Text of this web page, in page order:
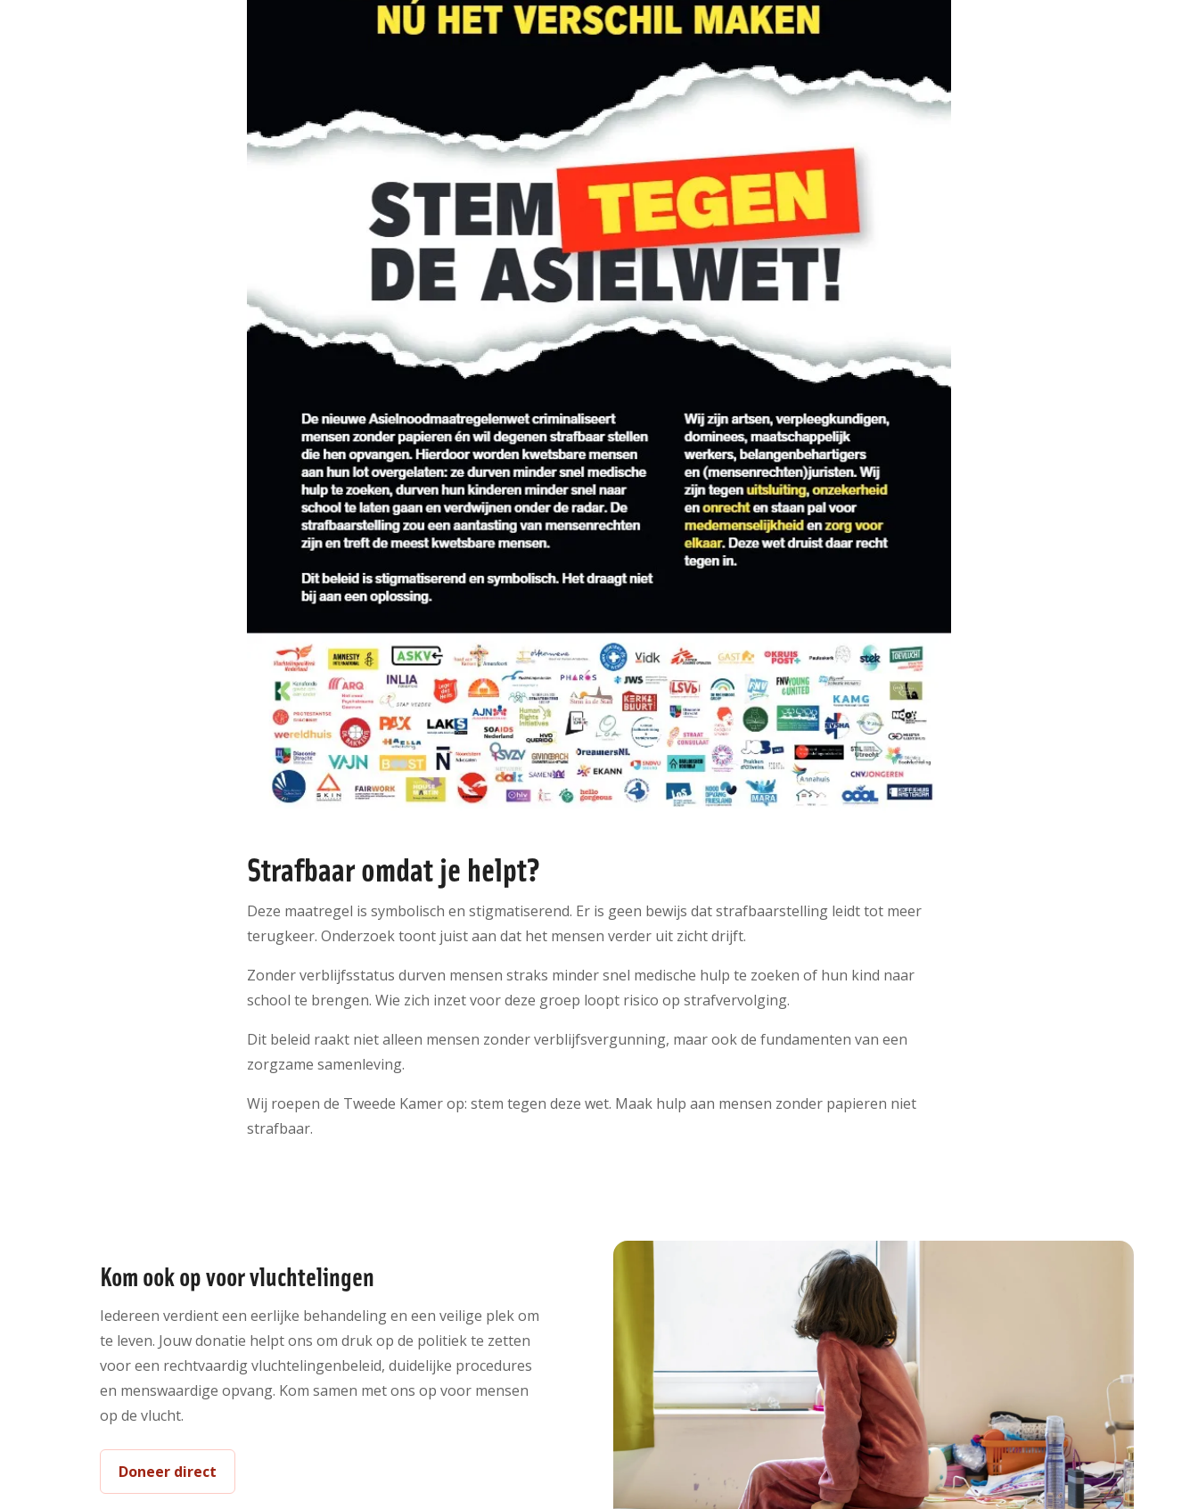
Strafbaar omdat je helpt?
Deze maatregel is symbolisch en stigmatiserend. Er is geen bewijs dat strafbaarstelling leidt tot meer
terugkeer. Onderzoek toont juist aan dat het mensen verder uit zicht drijft.
Zonder verblijfsstatus durven mensen straks minder snel medische hulp te zoeken of hun kind naar
school te brengen. Wie zich inzet voor deze groep loopt risico op strafvervolging.
Dit beleid raakt niet alleen mensen zonder verblijfsvergunning, maar ook de fundamenten van een
zorgzame samenleving.
Wij roepen de Tweede Kamer op: stem tegen deze wet. Maak hulp aan mensen zonder papieren niet
strafbaar.
Kom ook op voor vluchtelingen
Iedereen verdient een eerlijke behandeling en een veilige plek om
te leven. Jouw donatie helpt ons om druk op de politiek te zetten
voor een rechtvaardig vluchtelingenbeleid, duidelijke procedures
en menswaardige opvang. Kom samen met ons op voor mensen
op de vlucht.
Doneer direct